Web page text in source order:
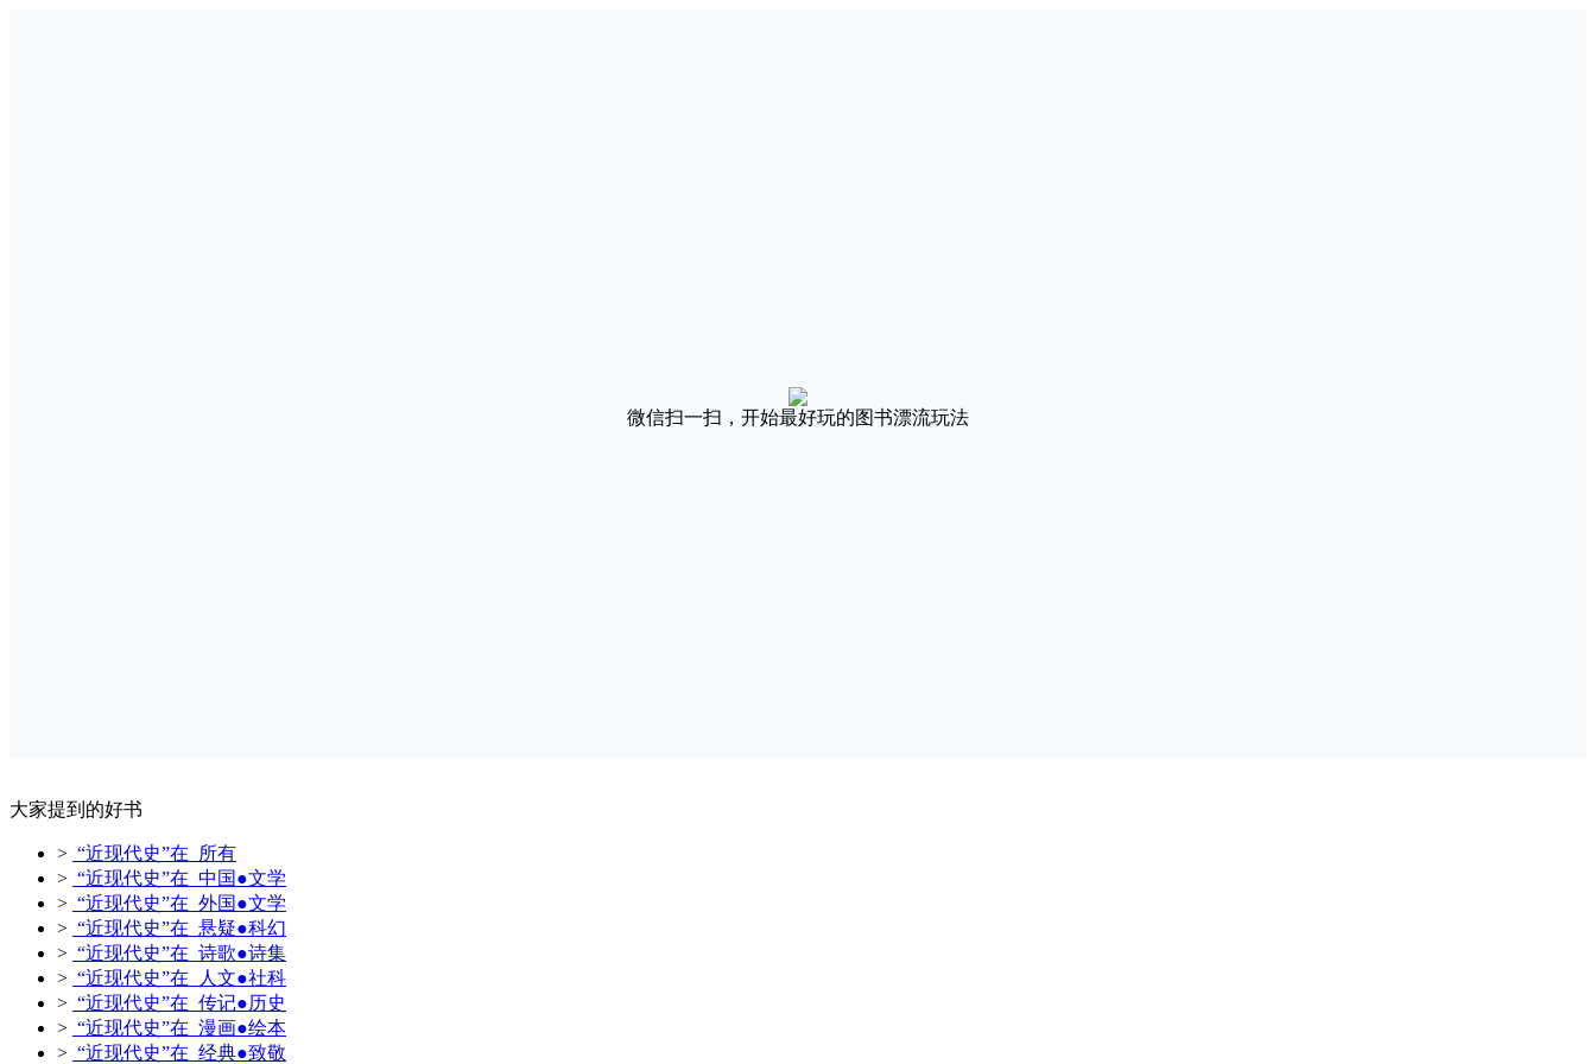
微信扫一扫，开始最好玩的图书漂流玩法
大家提到的好书
> “近现代史”在 所有
> “近现代史”在 中国●文学
> “近现代史”在 外国●文学
> “近现代史”在 悬疑●科幻
> “近现代史”在 诗歌●诗集
> “近现代史”在 人文●社科
> “近现代史”在 传记●历史
> “近现代史”在 漫画●绘本
> “近现代史”在 经典●致敬